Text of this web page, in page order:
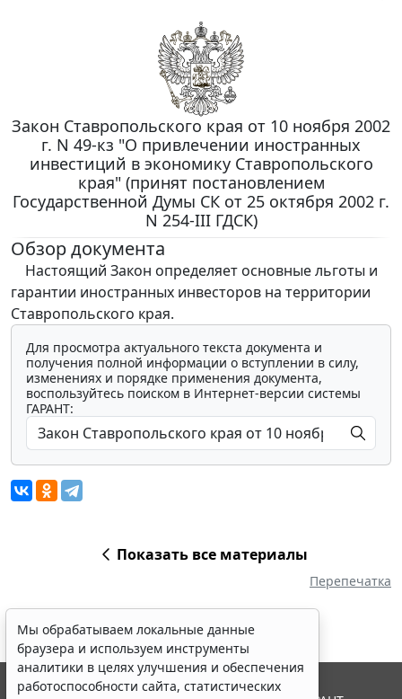
Закон Ставропольского края от 10 ноября 2002
г. N 49-кз "О привлечении иностранных
инвестиций в экономику Ставропольского
края" (принят постановлением
Государственной Думы СК от 25 октября 2002 г.
N 254-III ГДСК)
Обзор документа
Настоящий Закон определяет основные льготы и
гарантии иностранных инвесторов на территории
Ставропольского края.
Для просмотра актуального текста документа и
получения полной информации о вступлении в силу,
изменениях и порядке применения документа,
воспользуйтесь поиском в Интернет-версии системы
ГАРАНТ:
Показать все материалы
Перепечатка
Мы обрабатываем локальные данные
браузера и используем инструменты
аналитики в целях улучшения и обеспечения
работоспособности сайта, статистических